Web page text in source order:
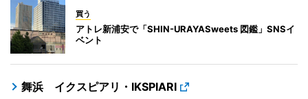
買う
アトレ新浦安で「SHIN-URAYASweets 図鑑」SNSイ
ベント
舞浜 イクスピアリ・IKSPIARI